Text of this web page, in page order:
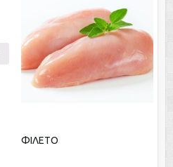
ΦΙΛΕΤΟ